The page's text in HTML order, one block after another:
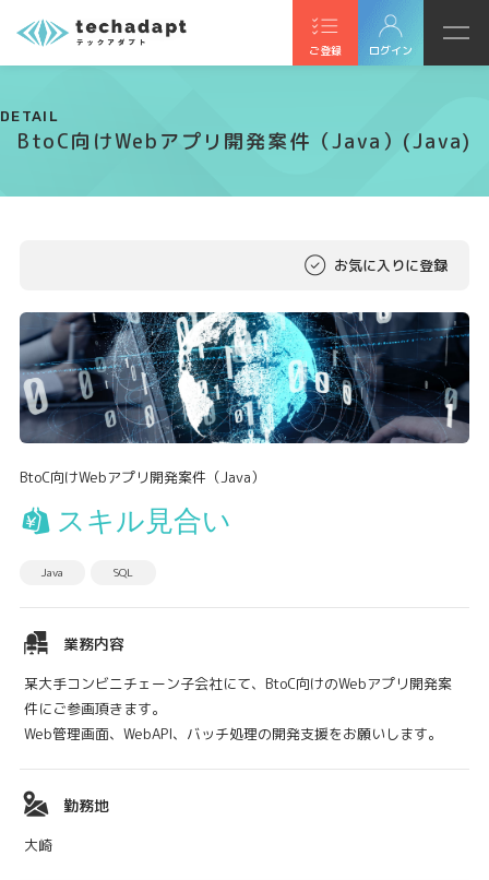
ご登録 ログイン
DETAIL
BtoC向けWebアプリ開発案件（Java）(Java)
お気に入りに登録
BtoC向けWebアプリ開発案件（Java）
スキル見合い
Java SQL
業務内容
某大手コンビニチェーン子会社にて、BtoC向けのWebアプリ開発案
件にご参画頂きます。
Web管理画面、WebAPI、バッチ処理の開発支援をお願いします。
勤務地
大崎